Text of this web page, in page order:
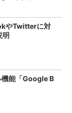
やTwitterに対
能「Google B